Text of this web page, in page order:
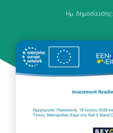
Ημ. δημοσίευσης: